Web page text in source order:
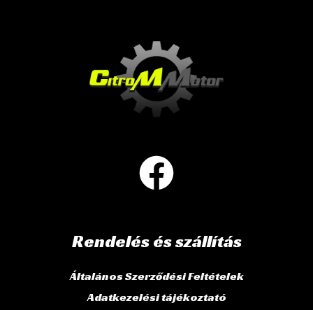
Rendelés és szállítás
Általános Szerződési Feltételek
Adatkezelési tájékoztató